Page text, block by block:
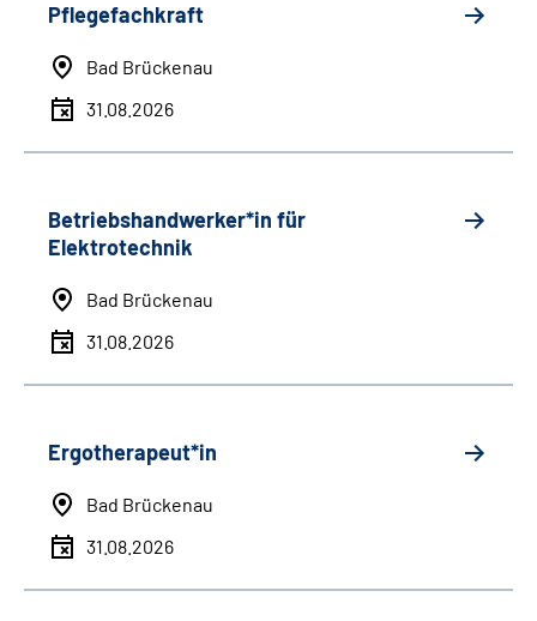
Pflegefachkraft
Bad Brückenau
31.08.2026
Betriebshandwerker*in für
Elektrotechnik
Bad Brückenau
31.08.2026
Ergotherapeut*in
Bad Brückenau
31.08.2026